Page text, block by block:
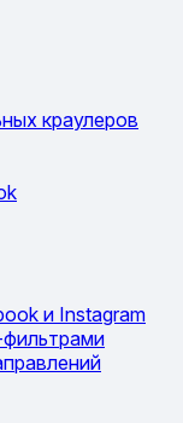
краулеров
и Instagram